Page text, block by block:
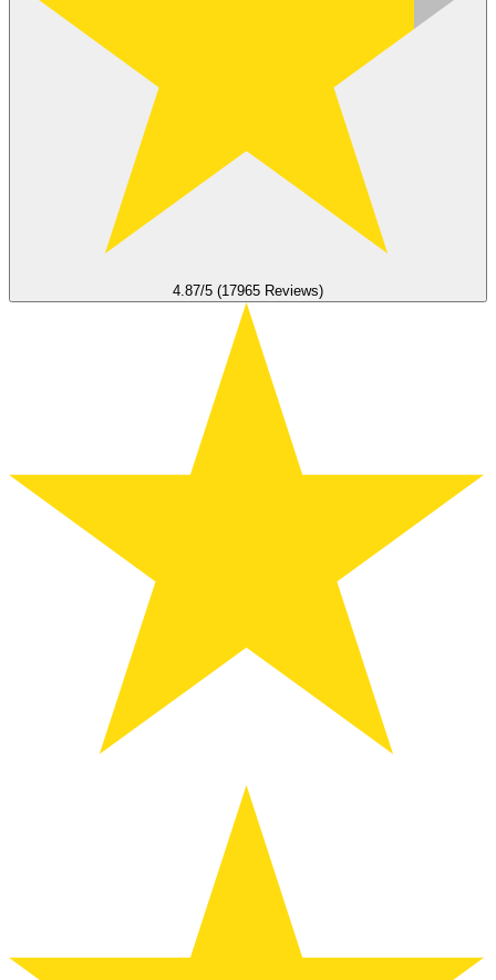
4.87/5 (17965 Reviews)